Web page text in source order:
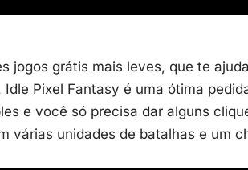
jogos grátis mais leves, que te
Idle Pixel Fantasy é uma ótima
e você só precisa dar alguns
várias unidades de batalhas e um